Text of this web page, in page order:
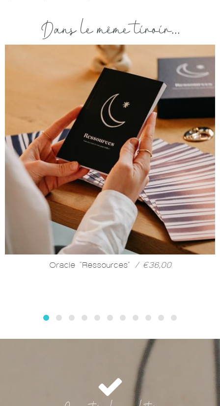
Dans le même tiroir...
Oracle "Ressources" / €36,00